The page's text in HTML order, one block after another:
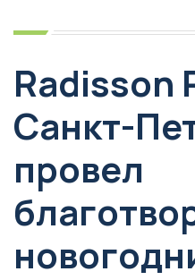
Radisson
Санкт-
провел